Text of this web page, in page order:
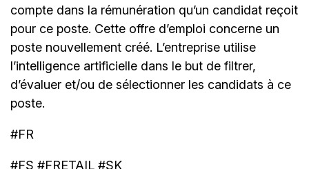
compte dans la rémunération qu’un candidat reçoit
pour ce poste. Cette offre d’emploi concerne un
poste nouvellement créé. L’entreprise utilise
l’intelligence artificielle dans le but de filtrer,
d’évaluer et/ou de sélectionner les candidats à ce
poste.
#FR
#FS #FRETAIL #SK